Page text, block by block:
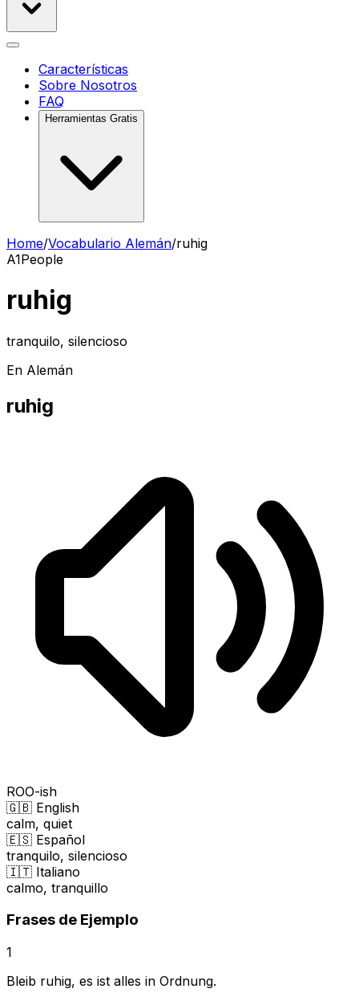
Características
Sobre Nosotros
FAQ
Herramientas Gratis
Home/Vocabulario Alemán/ruhig
A1People
ruhig
tranquilo, silencioso
En Alemán
ruhig
ROO-ish
🇬🇧 English
calm, quiet
🇪🇸 Español
tranquilo, silencioso
🇮🇹 Italiano
calmo, tranquillo
Frases de Ejemplo
1
Bleib ruhig, es ist alles in Ordnung.